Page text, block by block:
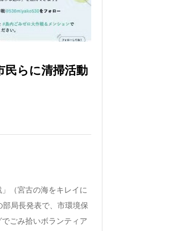
らに清掃活動
（宮古の海をキレイに
局長発表で、市環境保
ごみ拾いボランティア